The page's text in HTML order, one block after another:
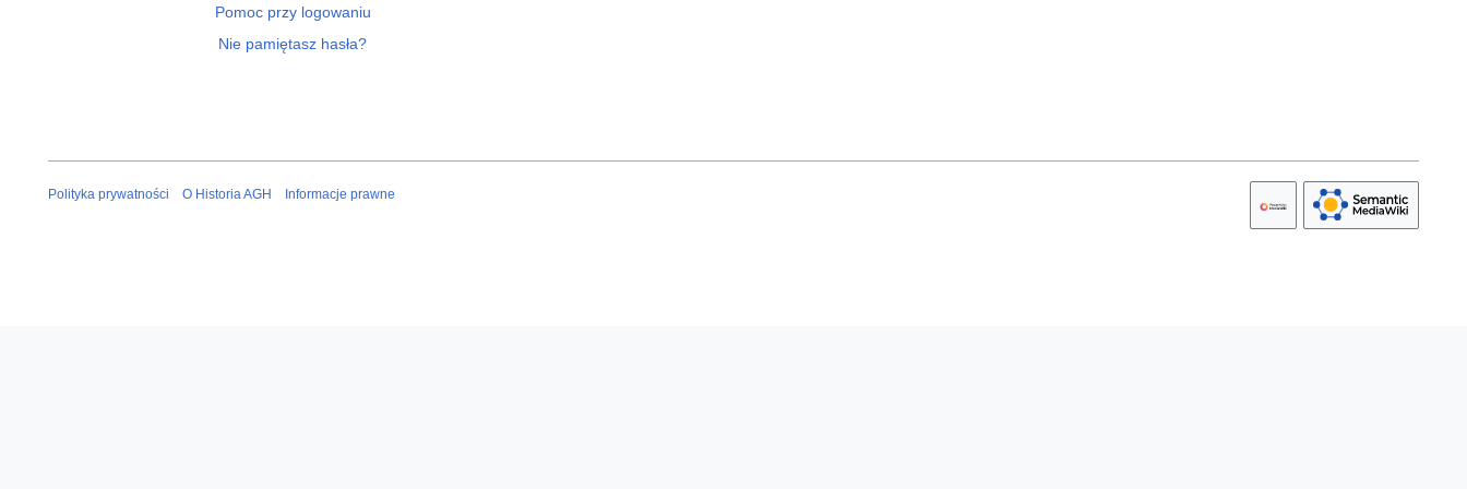
Pomoc przy logowaniu
Nie pamiętasz hasła?
Polityka prywatności O Historia AGH Informacje prawne